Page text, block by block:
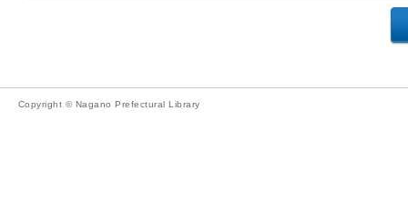
Copyright © Nagano Prefectural Library